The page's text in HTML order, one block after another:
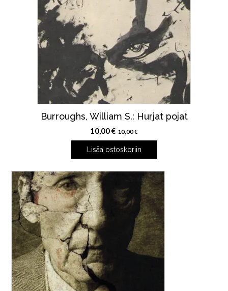
Burroughs, William S.: Hurjat pojat
10,00€ 10,00€
Lisää ostoskoriin